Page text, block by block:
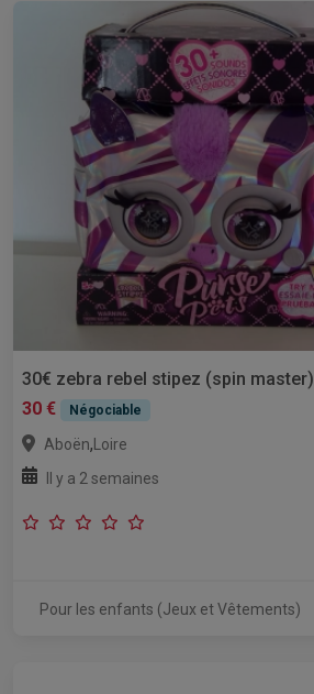
30€ zebra rebel stipez (spin master)
30 €
Négociable
Aboën,Loire
Il y a 2 semaines
Pour les enfants (Jeux et Vêtements)